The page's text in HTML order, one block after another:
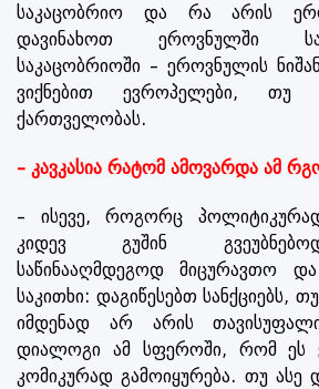
საკაცობრიო და რა არის
დავინახოთ ეროვნულში
საკაცობრიოში – ეროვნულის
ვიქნებით ევროპელები, თუ
ქართველობას.
– კავკასია რატომ ამოვარდა ამ
– ისევე, როგორც
კიდევ გუშინ
საწინააღმდეგოდ მიცურავთო
საკითხი: დაგიწესებთ სანქციებს,
იმდენად არ არის
დიალოგი ამ სფეროში, რომ ეს
კომიკურად გამოიყურება. თუ ასე